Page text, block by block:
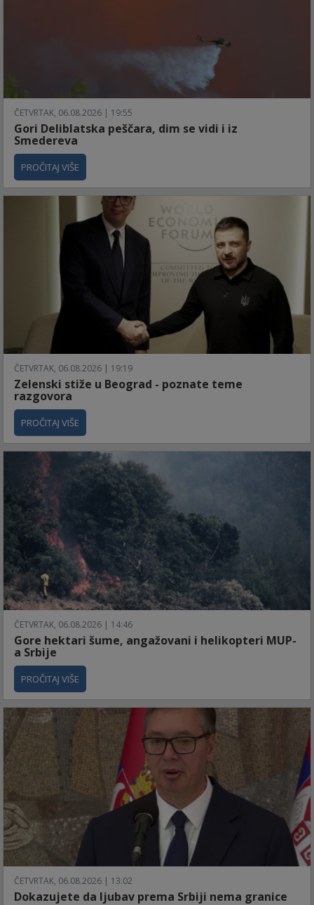
ČETVRTAK, 06.08.2026 | 19:55
Gori Deliblatska peščara, dim se vidi i iz
Smedereva
PROČITAJ VIŠE
ČETVRTAK, 06.08.2026 | 19:19
Zelenski stiže u Beograd - poznate teme
razgovora
PROČITAJ VIŠE
ČETVRTAK, 06.08.2026 | 14:46
Gore hektari šume, angažovani i helikopteri MUP-
a Srbije
PROČITAJ VIŠE
ČETVRTAK, 06.08.2026 | 13:02
Dokazujete da ljubav prema Srbiji nema granice